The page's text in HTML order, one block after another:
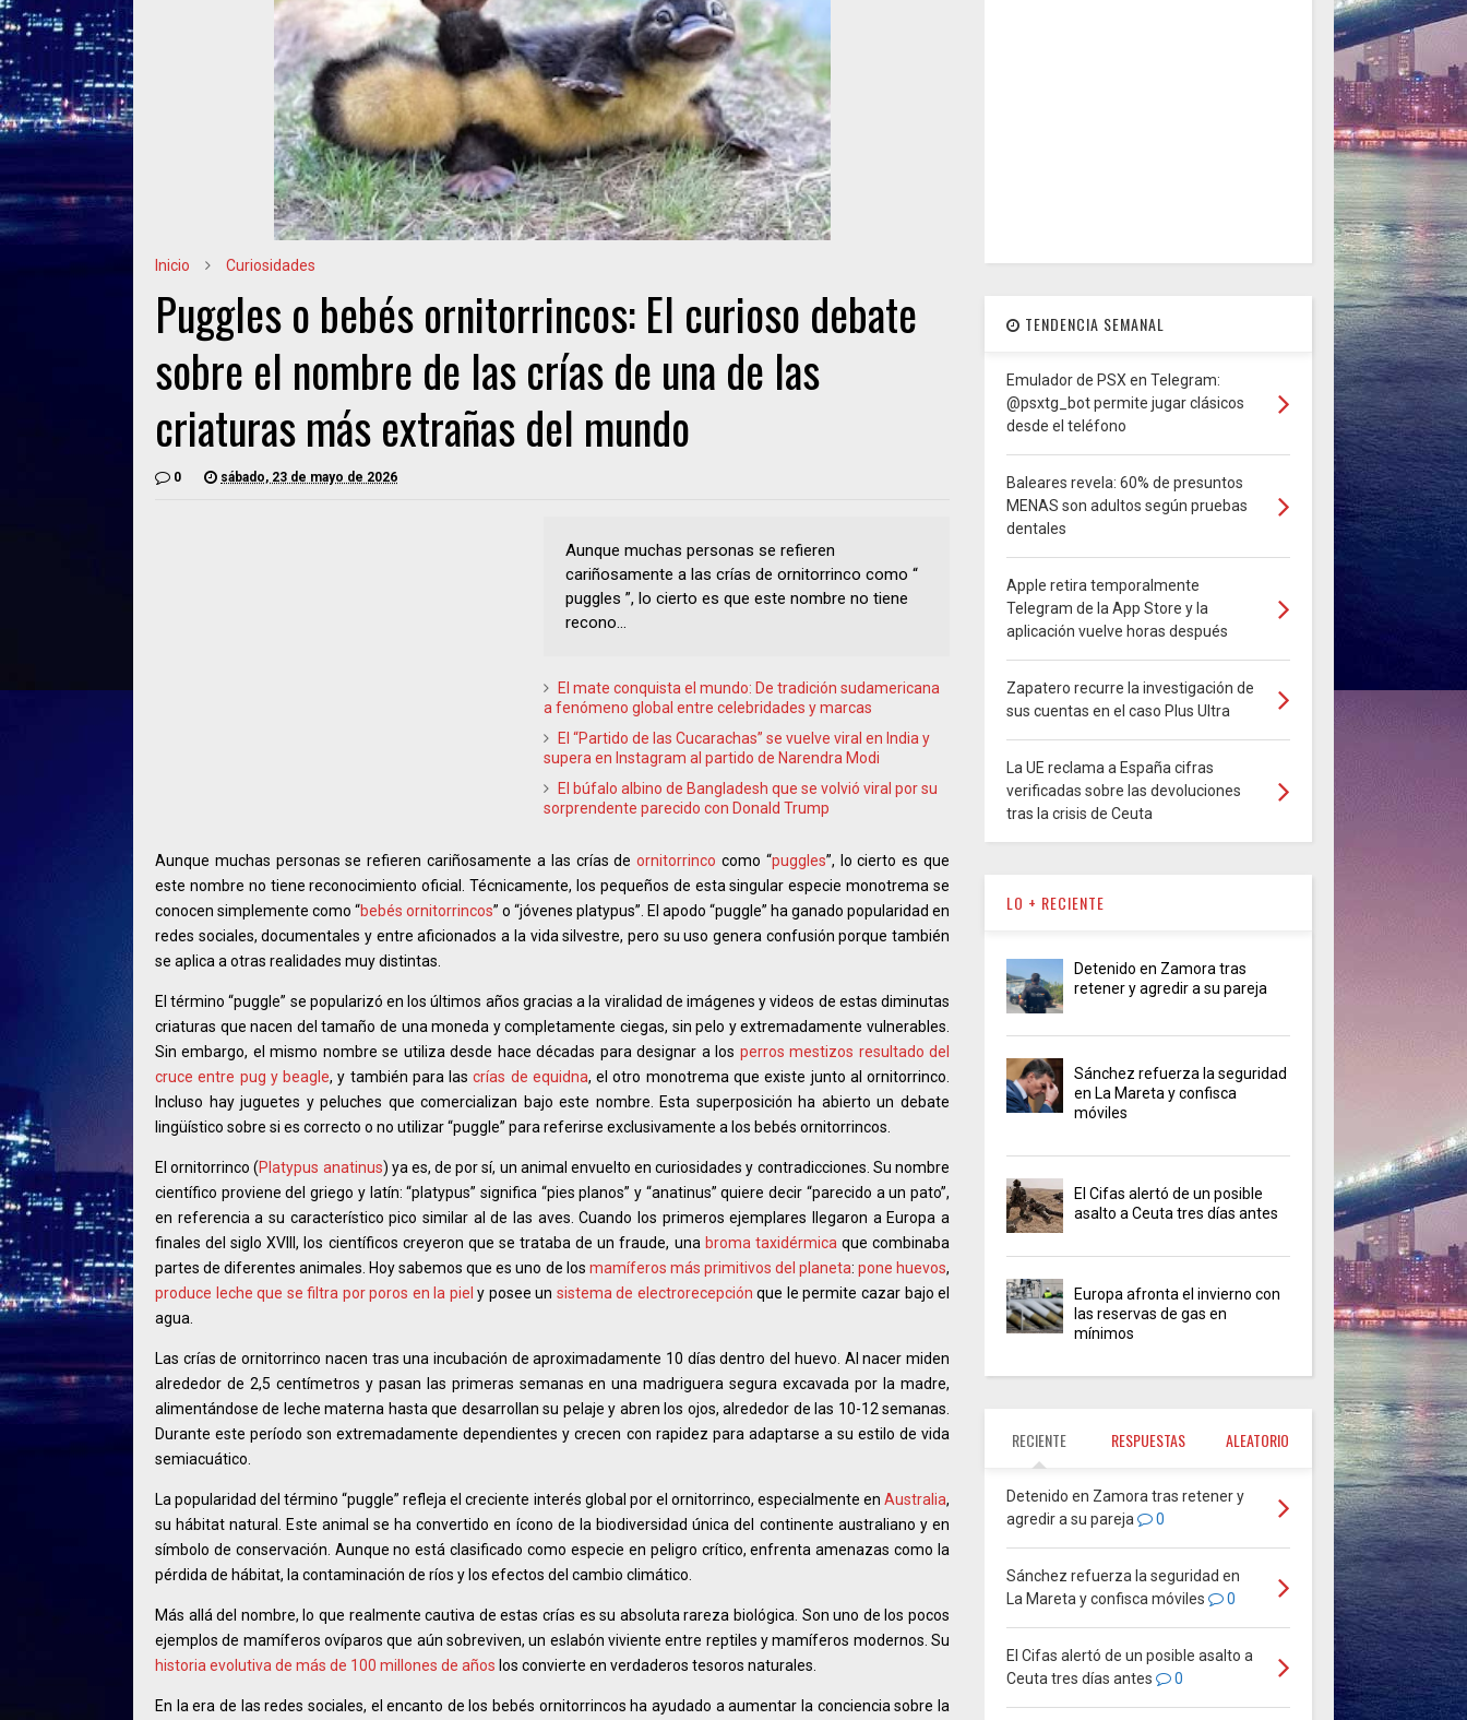
Inicio Curiosidades
Puggles o bebés ornitorrincos: El curioso debate
sobre el nombre de las crías de una de las
criaturas más extrañas del mundo
0 sábado, 23 de mayo de 2026
Aunque muchas personas se refieren
cariñosamente a las crías de ornitorrinco como “
puggles ”, lo cierto es que este nombre no tiene
recono...
El mate conquista el mundo: De tradición sudamericana
a fenómeno global entre celebridades y marcas
El “Partido de las Cucarachas” se vuelve viral en India y
supera en Instagram al partido de Narendra Modi
El búfalo albino de Bangladesh que se volvió viral por su
sorprendente parecido con Donald Trump
Aunque muchas personas se refieren cariñosamente a las crías deornitorrinco como “puggles”, lo cierto es que
este nombre no tiene reconocimiento oficial. Técnicamente, los pequeños de esta singular especie monotrema se
conocen simplemente como “bebés ornitorrincos” o “jóvenes platypus”. El apodo “puggle” ha ganado popularidad en
redes sociales, documentales y entre aficionados a la vida silvestre, pero su uso genera confusión porque también
se aplica a otras realidades muy distintas.
El término “puggle” se popularizó en los últimos años gracias a la viralidad de imágenes y videos de estas diminutas
criaturas que nacen del tamaño de una moneda y completamente ciegas, sin pelo y extremadamente vulnerables.
Sin embargo, el mismo nombre se utiliza desde hace décadas para designar a los perros mestizos resultado del
cruce entre pug y beagle, y también para lascrías de equidna, el otro monotrema que existe junto al ornitorrinco.
Incluso hay juguetes y peluches que comercializan bajo este nombre. Esta superposición ha abierto un debate
lingüístico sobre si es correcto o no utilizar “puggle” para referirse exclusivamente a los bebés ornitorrincos.
El ornitorrinco (Platypus anatinus) ya es, de por sí, un animal envuelto en curiosidades y contradicciones. Su nombre
científico proviene del griego y latín: “platypus” significa “pies planos” y “anatinus” quiere decir “parecido a un pato”,
en referencia a su característico pico similar al de las aves. Cuando los primeros ejemplares llegaron a Europa a
finales del siglo XVIII, los científicos creyeron que se trataba de un fraude, una broma taxidérmica que combinaba
partes de diferentes animales. Hoy sabemos que es uno de los mamíferos más primitivos del planeta: pone huevos,
produce leche que se filtra por poros en la piel y posee un sistema de electrorecepción que le permite cazar bajo el
agua.
Las crías de ornitorrinco nacen tras una incubación de aproximadamente 10 días dentro del huevo. Al nacer miden
alrededor de 2,5 centímetros y pasan las primeras semanas en una madriguera segura excavada por la madre,
alimentándose de leche materna hasta que desarrollan su pelaje y abren los ojos, alrededor de las 10-12 semanas.
Durante este período son extremadamente dependientes y crecen con rapidez para adaptarse a su estilo de vida
semiacuático.
La popularidad del término “puggle” refleja el creciente interés global por el ornitorrinco, especialmente en Australia,
su hábitat natural. Este animal se ha convertido en ícono de la biodiversidad única del continente australiano y en
símbolo de conservación. Aunque no está clasificado como especie en peligro crítico, enfrenta amenazas como la
pérdida de hábitat, la contaminación de ríos y los efectos del cambio climático.
Más allá del nombre, lo que realmente cautiva de estas crías es su absoluta rareza biológica. Son uno de los pocos
ejemplos de mamíferos ovíparos que aún sobreviven, un eslabón viviente entre reptiles y mamíferos modernos. Su
historia evolutiva de más de 100 millones de años los convierte en verdaderos tesoros naturales.
En la era de las redes sociales, el encanto de los bebés ornitorrincos ha ayudado a aumentar la conciencia sobre la
TENDENCIA SEMANAL
Emulador de PSX en Telegram:
@psxtg_bot permite jugar clásicos
desde el teléfono
Baleares revela: 60% de presuntos
MENAS son adultos según pruebas
dentales
Apple retira temporalmente
Telegram de la App Store y la
aplicación vuelve horas después
Zapatero recurre la investigación de
sus cuentas en el caso Plus Ultra
La UE reclama a España cifras
verificadas sobre las devoluciones
tras la crisis de Ceuta
LO + RECIENTE
Detenido en Zamora tras
retener y agredir a su pareja
Sánchez refuerza la seguridad
en La Mareta y confisca
móviles
El Cifas alertó de un posible
asalto a Ceuta tres días antes
Europa afronta el invierno con
las reservas de gas en
mínimos
RECIENTE RESPUESTAS ALEATORIO
Detenido en Zamora tras retener y
agredir a su pareja
0
Sánchez refuerza la seguridad en
La Mareta y confisca móviles
0
El Cifas alertó de un posible asalto a
Ceuta tres días antes
0